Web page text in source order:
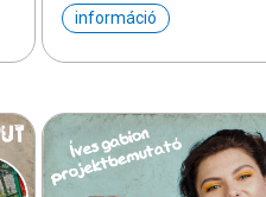
információ